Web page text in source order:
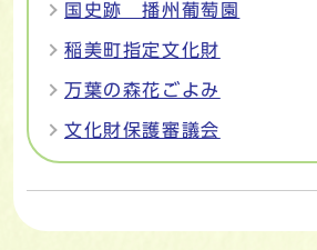
国史跡 播州葡萄園
稲美町指定文化財
万葉の森花ごよみ
文化財保護審議会